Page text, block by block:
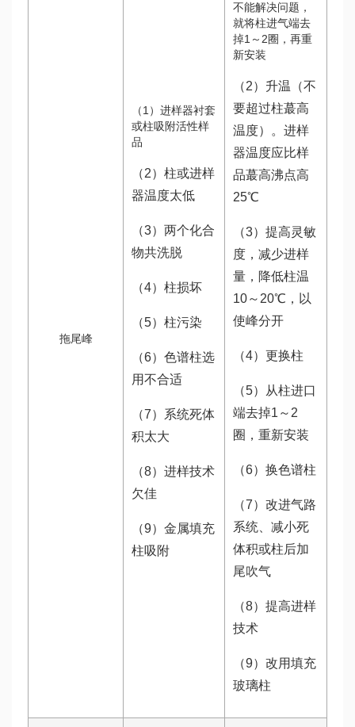
拖尾峰
（1）进样器衬套
或柱吸附活性样
品
（2）柱或进样
器温度太低
（3）两个化合
物共洗脱
（4）柱损坏
（5）柱污染
（6）色谱柱选
用不合适
（7）系统死体
积太大
（8）进样技术
欠佳
（9）金属填充
柱吸附
不能解决问题，
就将柱进气端去
掉1～2圈，再重
新安装
（2）升温（不
要超过柱蕞高
温度）。进样
器温度应比样
品蕞高沸点高
25℃
（3）提高灵敏
度，减少进样
量，降低柱温
10～20℃，以
使峰分开
（4）更换柱
（5）从柱进口
端去掉1～2
圈，重新安装
（6）换色谱柱
（7）改进气路
系统、减小死
体积或柱后加
尾吹气
（8）提高进样
技术
（9）改用填充
玻璃柱